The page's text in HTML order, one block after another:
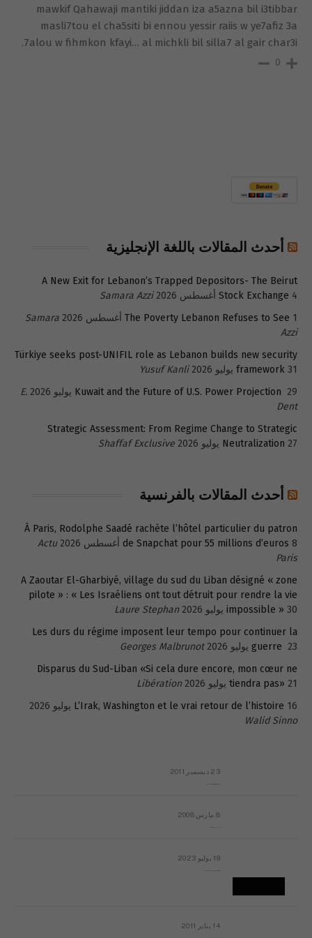
mawkif Qahawaji mantiki jiddan iza a5azna bil i3tibbar
masli7tou el cha5siti bi ennou yessir raiis w ye7afiz 3a
7alou w fihmkon kfayi… al michkli bil silla7 al gair char3i.
0
أحدث المقالات باللغة الإنجليزية
A New Exit for Lebanon’s Trapped Depositors- The Beirut
Stock Exchange 4 أغسطس 2026
Samara Azzi
The Poverty Lebanon Refuses to See 1 أغسطس 2026
Samara
Azzi
Türkiye seeks post-UNIFIL role as Lebanon builds new security
framework 31 يوليو 2026
Yusuf Kanli
Kuwait and the Future of U.S. Power Projection 29 يوليو 2026
E.
Dent
Strategic Assessment: From Regime Change to Strategic
Neutralization 27 يوليو 2026 Shaffaf Exclusive
أحدث المقالات بالفرنسية
À Paris, Rodolphe Saadé rachète l’hôtel particulier du patron
de Snapchat pour 55 millions d’euros 8 أغسطس 2026
Actu
Paris
A Zaoutar El-Gharbiyé, village du sud du Liban désigné « zone
pilote » : « Les Israéliens ont tout détruit pour rendre la vie
impossible » 30 يوليو 2026
Laure Stephan
Les durs du régime imposent leur tempo pour continuer la
guerre 23 يوليو 2026
Georges Malbrunot
Disparus du Sud-Liban «Si cela dure encore, mon cœur ne
tiendra pas» 21 يوليو 2026
Libération
L’Irak, Washington et le vrai retour de l’histoire 16 يوليو 2026
Walid Sinno
23 ديسمبر 2011
8 مارس 2008
19 يوليو 2023
14 يناير 2011